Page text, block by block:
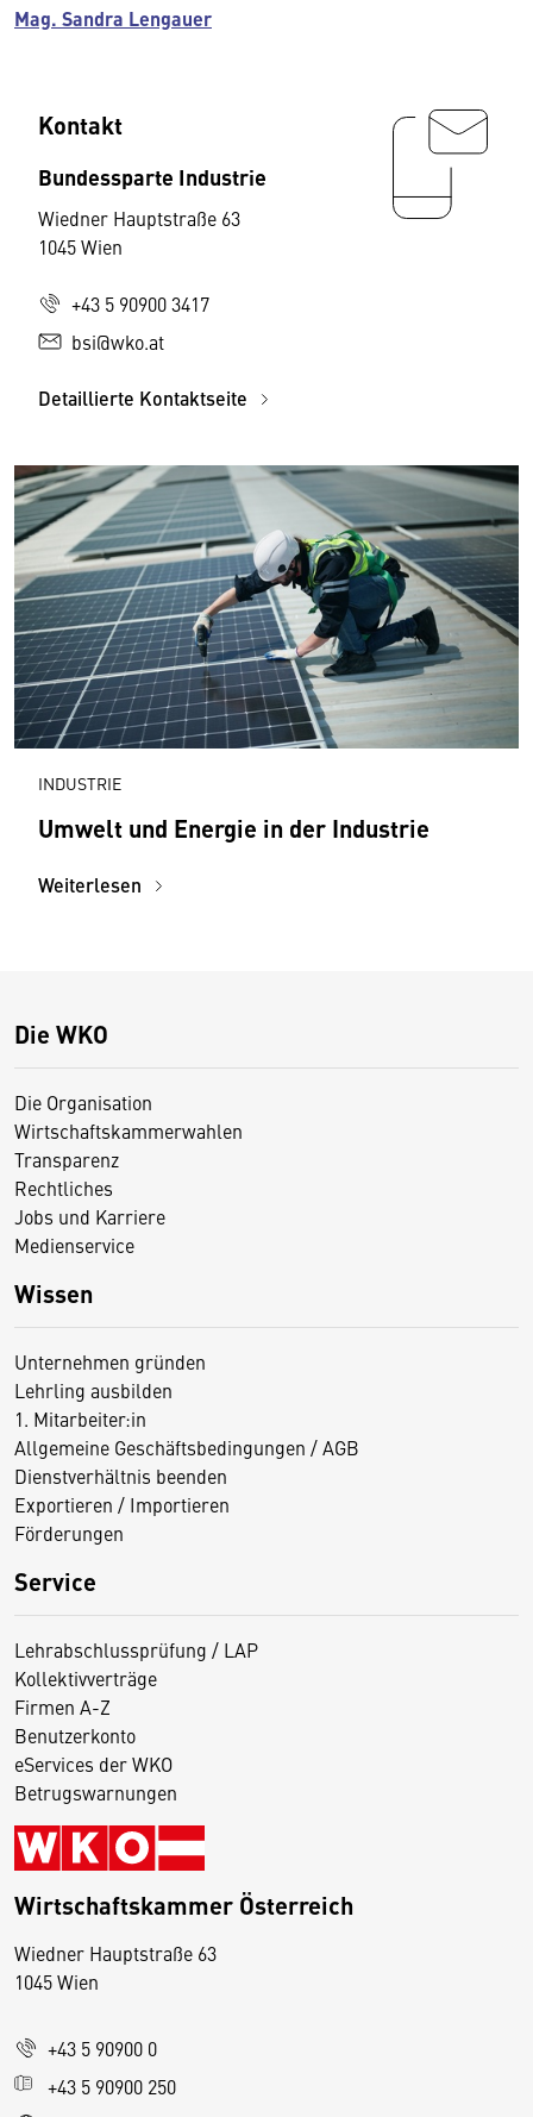
Mag. Sandra Lengauer
Kontakt
Bundessparte Industrie
Wiedner Hauptstraße 63
1045 Wien
+43 5 90900 3417
bsi@wko.at
Detaillierte Kontaktseite
INDUSTRIE
Umwelt und Energie in der Industrie
Weiterlesen
Die WKO
Die Organisation
Wirtschaftskammerwahlen
Transparenz
Rechtliches
Jobs und Karriere
Medienservice
Wissen
Unternehmen gründen
Lehrling ausbilden
1. Mitarbeiter:in
Allgemeine Geschäftsbedingungen / AGB
Dienstverhältnis beenden
Exportieren / Importieren
Förderungen
Service
Lehrabschlussprüfung / LAP
Kollektivverträge
Firmen A-Z
Benutzerkonto
eServices der WKO
Betrugswarnungen
Wirtschaftskammer Österreich
Wiedner Hauptstraße 63
1045 Wien
+43 5 90900 0
+43 5 90900 250
D
s
e